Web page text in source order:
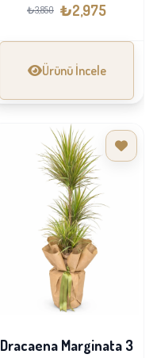
₺3,850 ₺2,975
Ürünü İncele
Dracaena Marginata 3